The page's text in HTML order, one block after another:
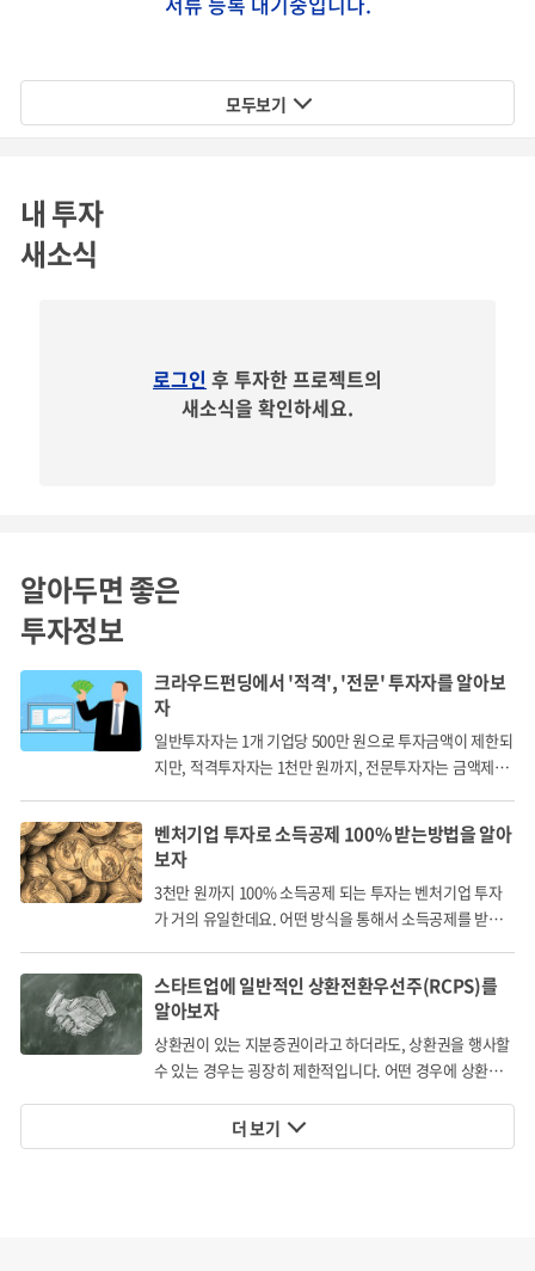
모두보기
내 투자
새소식
로그인 후 투자한 프로젝트의
새소식을 확인하세요.
알아두면 좋은
투자정보
크라우드펀딩에서 '적격', '전문' 투자자를 알아보
자
일반투자자는 1개 기업당 500만 원으로 투자금액이 제한되
지만, 적격투자자는 1천만 원까지, 전문투자자는 금액제한
벤처기업 투자로 소득공제 100% 받는방법을 알아
보자
3천만 원까지 100% 소득공제 되는 투자는 벤처기업 투자
가 거의 유일한데요. 어떤 방식을 통해서 소득공제를 받게
스타트업에 일반적인 상환전환우선주(RCPS)를
알아보자
상환권이 있는 지분증권이라고 하더라도, 상환권을 행사할
수 있는 경우는 굉장히 제한적입니다. 어떤 경우에 상환권
더 보기